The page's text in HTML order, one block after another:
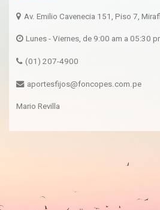
Av. Emilio Cavenecia 151, Piso 7,
Lunes - Viernes, de 9:00 am a 05:30
(01) 207-4900
aportesfijos@foncopes.com.pe
Mario Revilla